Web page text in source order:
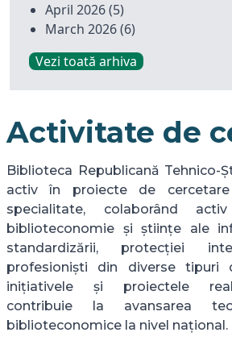
April 2026(5)
March 2026(6)
Vezi toată arhiva
Activitate de
Biblioteca Republicană Tehnico-
activ în proiecte de
specialitate, colaborând
biblioteconomie și științe ale
standardizării, protecției
profesioniști din diverse tipuri
inițiativele și proiectele
contribuie la avansarea
biblioteconomice la nivel național.